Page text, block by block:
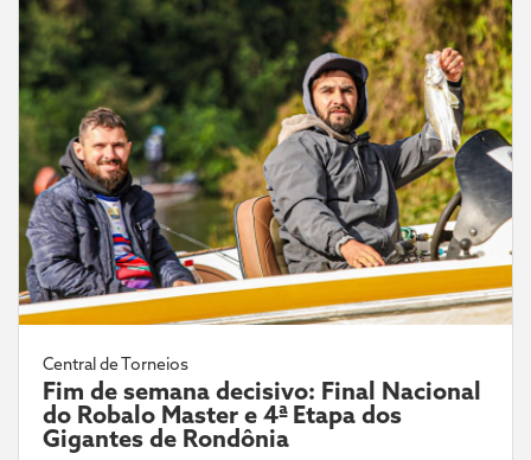
Central de Torneios
Fim de semana decisivo: Final Nacional
do Robalo Master e 4ª Etapa dos
Gigantes de Rondônia